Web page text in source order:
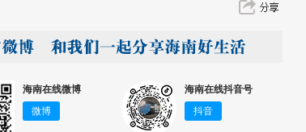
海南在线微博
微博
海南在线抖音号
抖音